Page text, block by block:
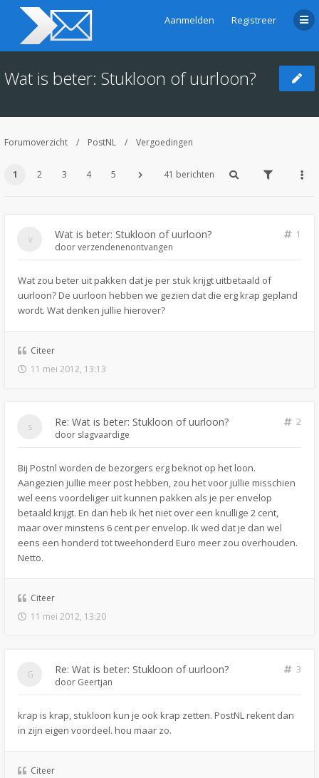
Aanmelden Registreer
Wat is beter: Stukloon of uurloon?
Forumoverzicht PostNL Vergoedingen
1 2 3 4 5 41 berichten
Wat is beter: Stukloon of uurloon?
1
doorverzendenenontvangen
Wat zou beter uit pakken dat je per stuk krijgt uitbetaald of
uurloon? De uurloon hebben we gezien dat die erg krap gepland
wordt. Wat denken jullie hierover?
Citeer
11 mei 2012, 13:13
Re: Wat is beter: Stukloon of uurloon?
2
door slagvaardige
Bij Postnl worden de bezorgers erg beknot op het loon.
Aangezien jullie meer post hebben, zou het voor jullie misschien
wel eens voordeliger uit kunnen pakken als je per envelop
betaald krijgt. En dan heb ik het niet over een knullige 2 cent,
maar over minstens 6 cent per envelop. Ik wed dat je dan wel
eens een honderd tot tweehonderd Euro meer zou overhouden.
Netto.
Citeer
11 mei 2012, 13:20
Re: Wat is beter: Stukloon of uurloon?
3
door Geertjan
krap is krap, stukloon kun je ook krap zetten. PostNL rekent dan
in zijn eigen voordeel. hou maar zo.
Citeer